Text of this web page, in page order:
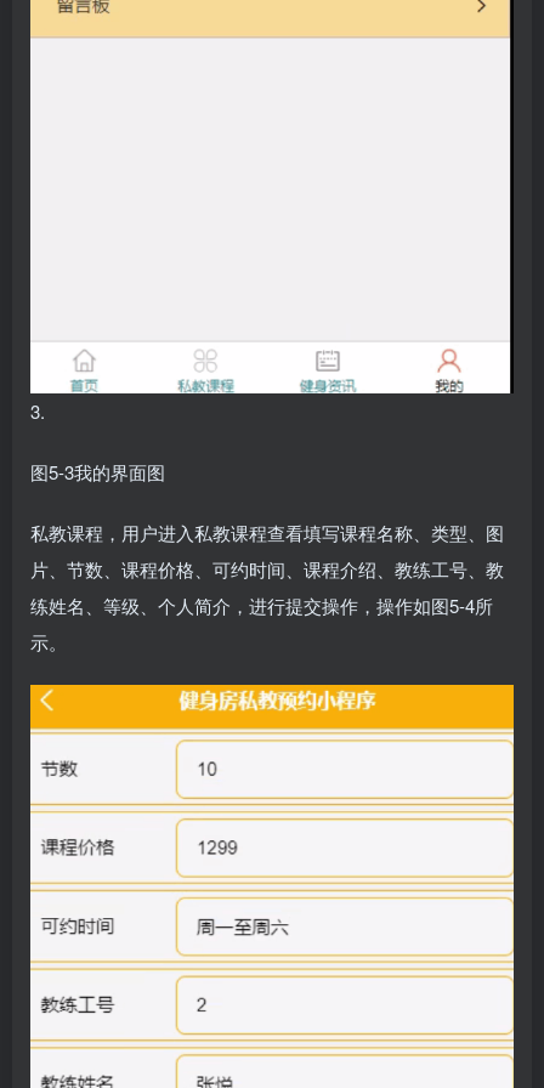
3.
图5-3我的界面图
私教课程，用户进入私教课程查看填写课程名称、类型、图
片、节数、课程价格、可约时间、课程介绍、教练工号、教
练姓名、等级、个人简介，进行提交操作，操作如图5-4所
示。